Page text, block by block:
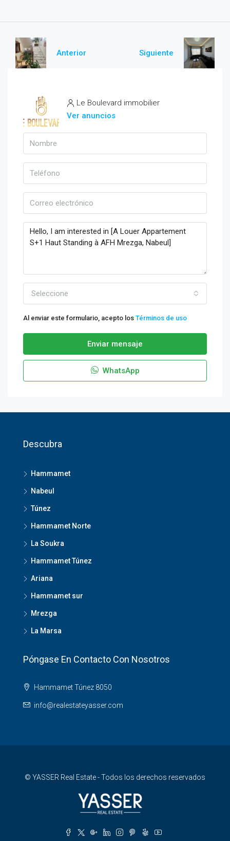
Anterior Siguiente
Le Boulevard immobilier
Ver anuncios
Seleccione
Al enviar este formulario, acepto los Términos de uso
Enviar mensaje
WhatsApp
Descubra
Hammamet
Nabeul
Túnez
Hammamet Norte
La Soukra
Hammamet Túnez
Ariana
Hammamet sur
Mrezga
La Marsa
Póngase En Contacto Con Nosotros
Hammamet Túnez 8050
info@realestateyasser.com
© YASSER Real Estate - Todos los derechos reservados